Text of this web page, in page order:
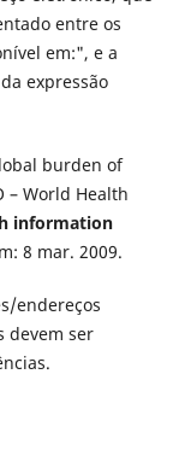
entre os
em:", e a
expressão
burden of
– World Health
information
8 mar. 2009.
endereços
devem ser